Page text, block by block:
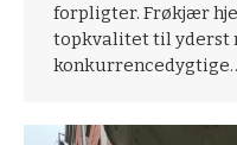
forpligter. Frøkjær
topkvalitet til yderst